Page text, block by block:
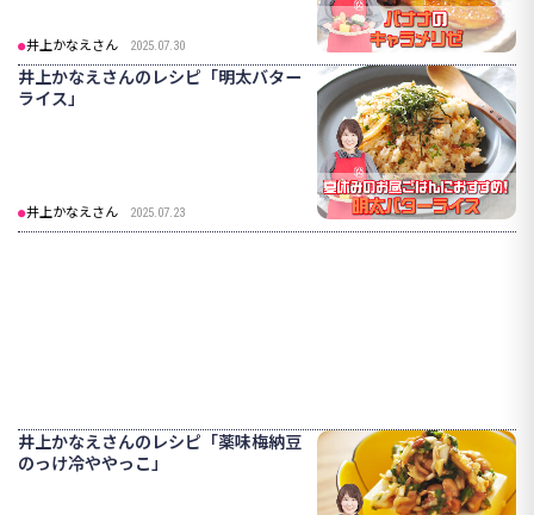
井上かなえさん 2025.07.30
井上かなえさんのレシピ「明太バター
ライス」
井上かなえさん 2025.07.23
井上かなえさんのレシピ「薬味梅納豆
のっけ冷ややっこ」